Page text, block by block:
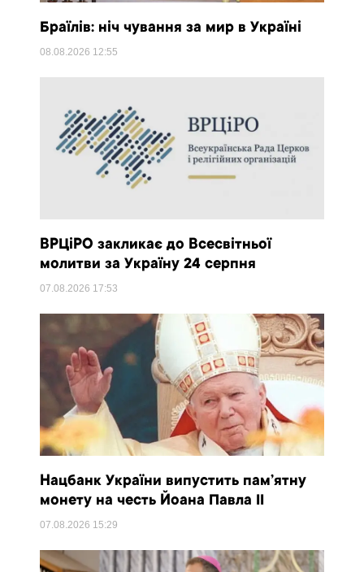
Браїлів: ніч чування за мир в Україні
08.08.2026 12:55
ВРЦіРО закликає до Всесвітньої
молитви за Україну 24 серпня
07.08.2026 17:53
Нацбанк України випустить пам’ятну
монету на честь Йоана Павла II
07.08.2026 15:29